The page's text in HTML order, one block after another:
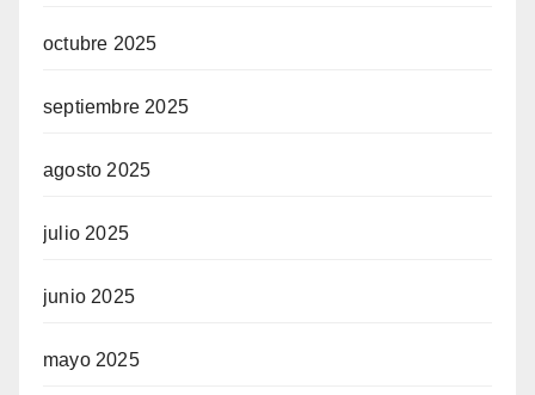
octubre 2025
septiembre 2025
agosto 2025
julio 2025
junio 2025
mayo 2025